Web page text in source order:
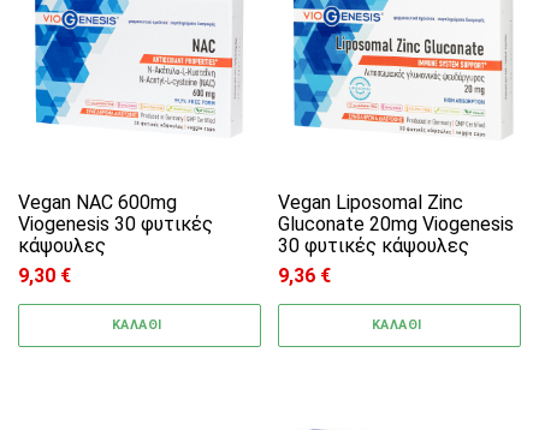
Vegan NAC 600mg
Viogenesis 30 φυτικές
κάψουλες
9,30 €
ΚΑΛΑΘΙ
Vegan Liposomal Zinc
Gluconate 20mg Viogenesis
30 φυτικές κάψουλες
9,36 €
ΚΑΛΑΘΙ